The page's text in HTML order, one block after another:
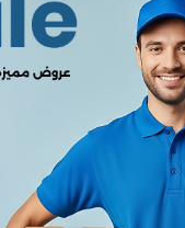
يدعم شبكات الجيل الخامس
الرابع / الثالث / الثاني
SIM
4 جيجابايت (مع ميزة توسيع
عبر النظام)
128 جيجابايت